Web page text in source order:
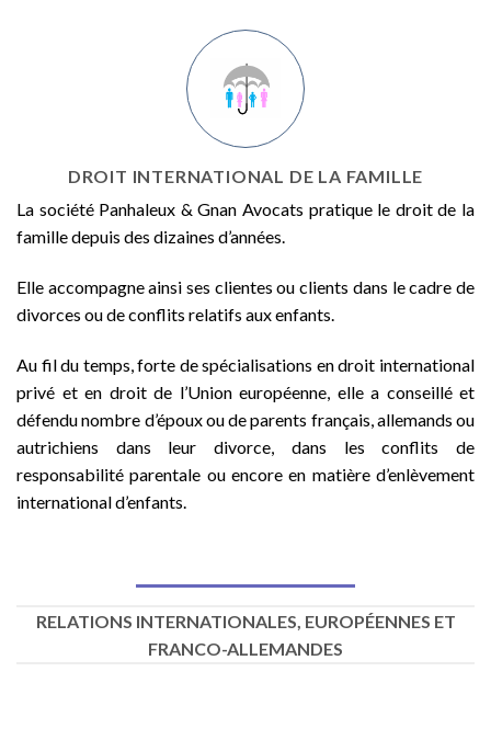
DROIT INTERNATIONAL DE LA FAMILLE
La société Panhaleux & Gnan Avocats pratique le droit de la
famille depuis des dizaines d’années.
Elle accompagne ainsi ses clientes ou clients dans le cadre de
divorces ou de conflits relatifs aux enfants.
Au fil du temps, forte de spécialisations en droit international
privé et en droit de l’Union européenne, elle a conseillé et
défendu nombre d’époux ou de parents français, allemands ou
autrichiens dans leur divorce, dans les conflits de
responsabilité parentale ou encore en matière d’enlèvement
international d’enfants.
RELATIONS INTERNATIONALES, EUROPÉENNES ET
FRANCO-ALLEMANDES